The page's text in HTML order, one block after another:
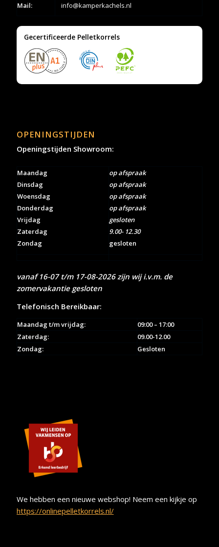
Mail: info@kamperkachels.nl
Gecertificeerde Pelletkorrels
OPENINGSTIJDEN
Openingstijden Showroom:
Maandag
Dinsdag
Woensdag
Donderdag
Vrijdag
Zaterdag
Zondag
op afspraak
op afspraak
op afspraak
op afspraak
gesloten
9.00- 12.30
gesloten
vanaf 16-07 t/m 17-08-2026 zijn wij i.v.m. de
zomervakantie gesloten
Telefonisch Bereikbaar:
Maandag t/m vrijdag:
09:00 – 17:00
Zaterdag:
09.00-12.00
Zondag:
Gesloten
We hebben een nieuwe webshop! Neem een kijkje op
https://onlinepelletkorrels.nl/